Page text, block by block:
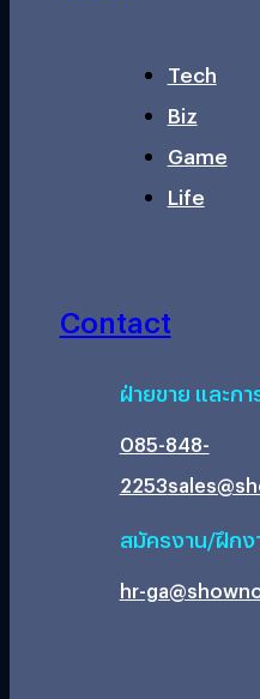
Tech
Biz
Game
Life
Contact
ฝ่ายขาย และก
085-848-
2253
สมัครงาน/ฝึกง
hr-